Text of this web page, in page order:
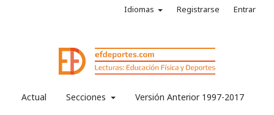
Actual Secciones Versión Anterior 1997-2017
Idiomas Registrarse Entrar